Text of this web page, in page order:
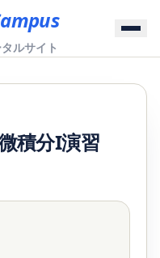
ルサイト
積分I演習